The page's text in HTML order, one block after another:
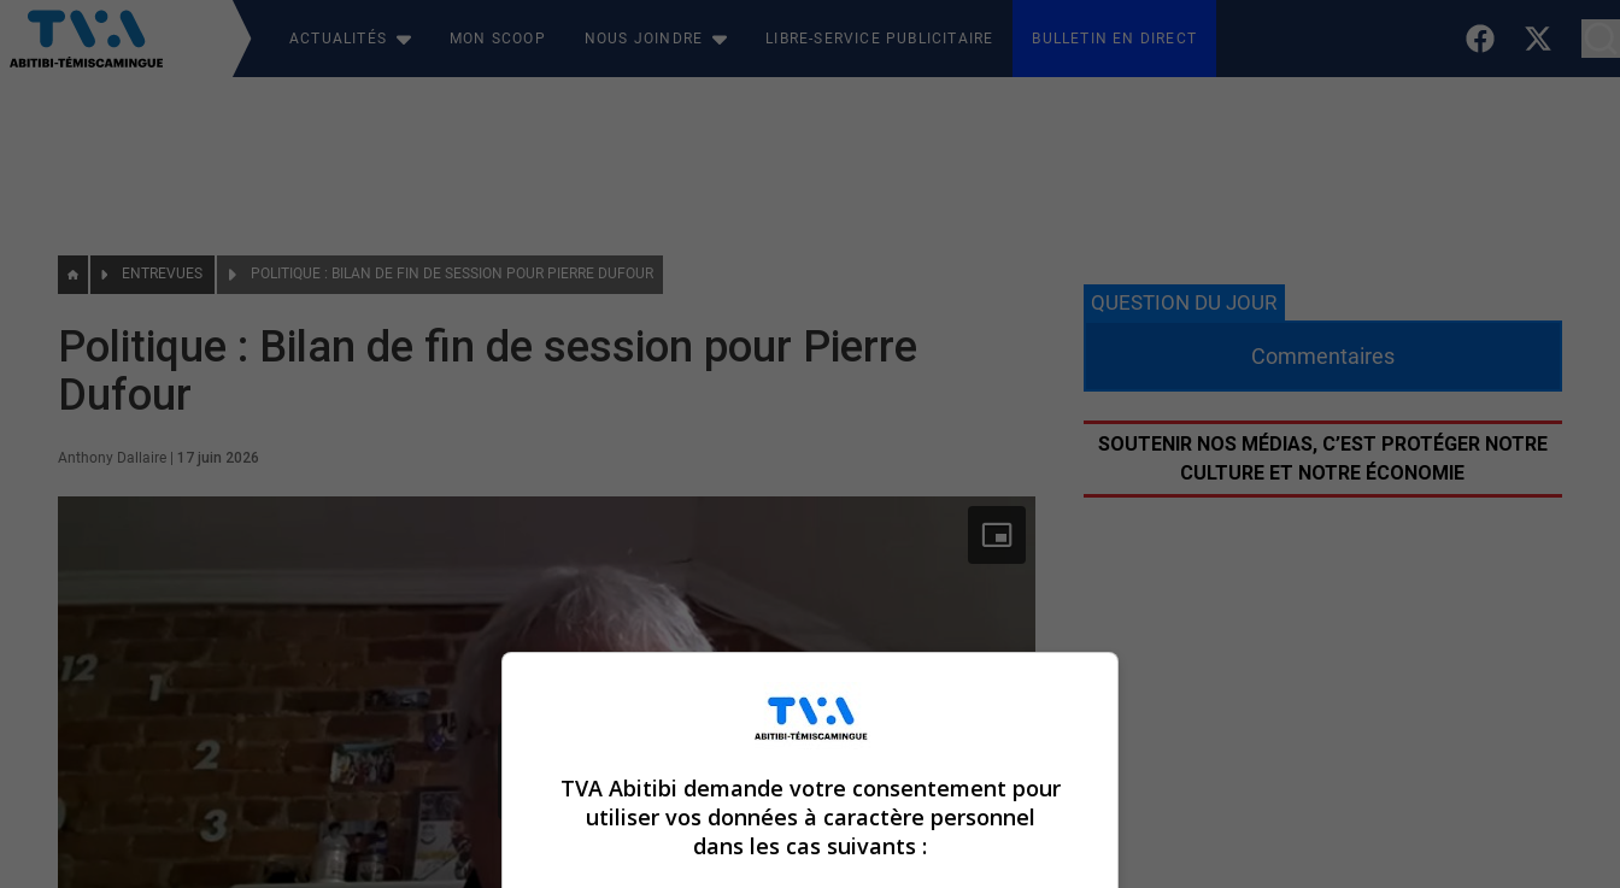
ACTUALITÉS MON SCOOP NOUS JOINDRE LIBRE-SERVICE PUBLICITAIRE BULLETIN EN DIRECT
ENTREVUES POLITIQUE : BILAN DE FIN DE SESSION POUR PIERRE DUFOUR
Politique : Bilan de fin de session pour Pierre
Dufour
Anthony Dallaire 17 juin 2026
QUESTION DU JOUR
Commentaires
SOUTENIR NOS MÉDIAS, C’EST PROTÉGER NOTRE
CULTURE ET NOTRE ÉCONOMIE
TVA Abitibi demande votre consentement pour
utiliser vos données à caractère personnel
dans les cas suivants :